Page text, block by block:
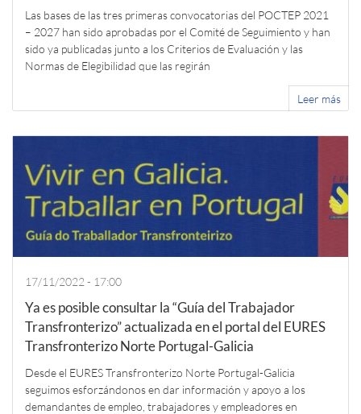
Las bases de las tres primeras convocatorias del POCTEP 2021
– 2027 han sido aprobadas por el Comité de Seguimiento y han
sido ya publicadas junto a los Criterios de Evaluación y las
Normas de Elegibilidad que las regirán
Leer más
17/11/2022 - 17:00
Ya es posible consultar la “Guía del Trabajador
Transfronterizo” actualizada en el portal del EURES
Transfronterizo Norte Portugal-Galicia
Desde el EURES Transfronterizo Norte Portugal-Galicia
seguimos esforzándonos en dar información y apoyo a los
demandantes de empleo, trabajadores y empleadores en